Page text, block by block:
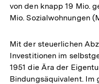
von den knapp 19 Mio.
Mio. Sozialwohnungen
Mit der steuerlichen
Investitionen im
1951 die Ära der
Bindungsäquivalent. Im